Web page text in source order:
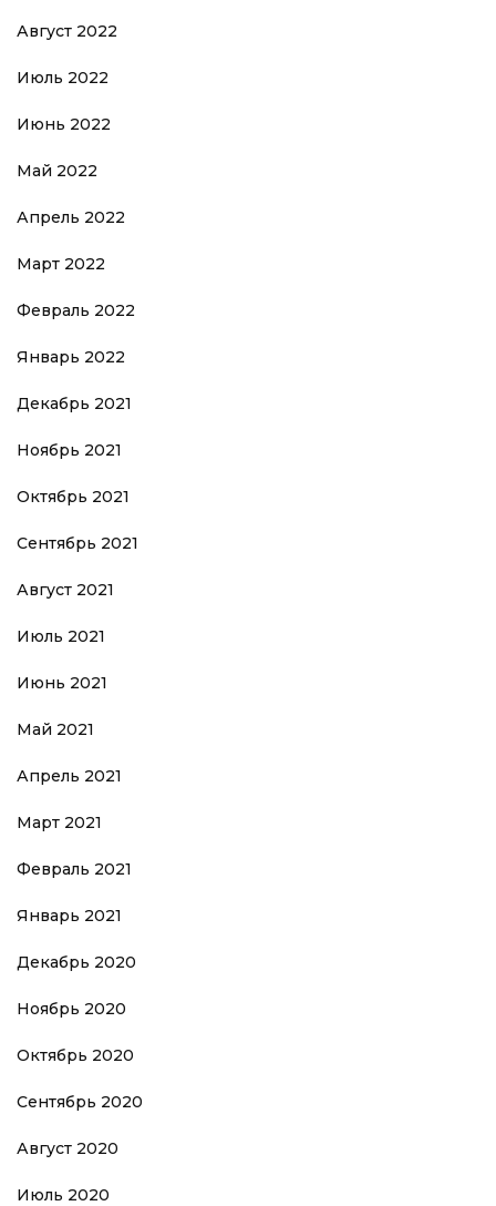
Август 2022
Июль 2022
Июнь 2022
Май 2022
Апрель 2022
Март 2022
Февраль 2022
Январь 2022
Декабрь 2021
Ноябрь 2021
Октябрь 2021
Сентябрь 2021
Август 2021
Июль 2021
Июнь 2021
Май 2021
Апрель 2021
Март 2021
Февраль 2021
Январь 2021
Декабрь 2020
Ноябрь 2020
Октябрь 2020
Сентябрь 2020
Август 2020
Июль 2020